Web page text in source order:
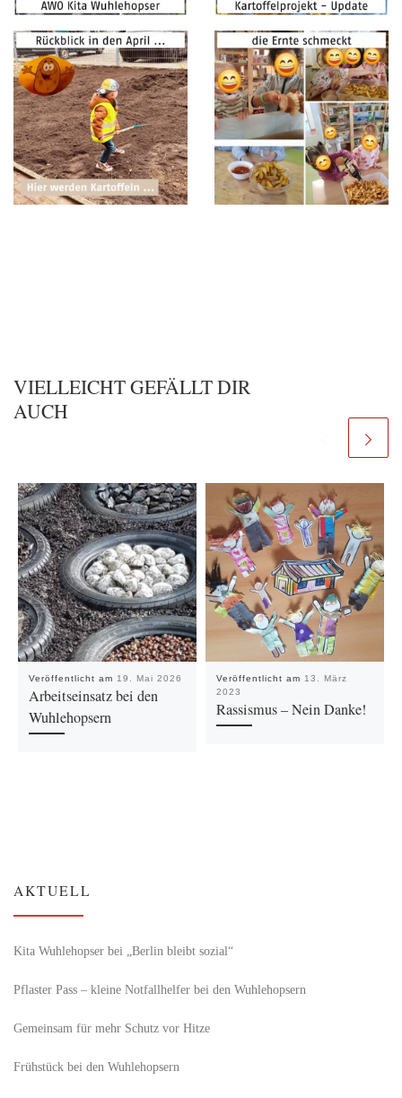
VIELLEICHT GEFÄLLT DIR
AUCH
Veröffentlicht am 19. Mai 2026
Arbeitseinsatz bei den
Wuhlehopsern
Veröffentlicht am 13. März
2023
Rassismus – Nein Danke!
AKTUELL
Kita Wuhlehopser bei „Berlin bleibt sozial“
Pflaster Pass – kleine Notfallhelfer bei den Wuhlehopsern
Gemeinsam für mehr Schutz vor Hitze
Frühstück bei den Wuhlehopsern